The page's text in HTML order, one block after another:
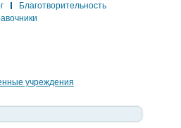
Благотворительность
учреждения